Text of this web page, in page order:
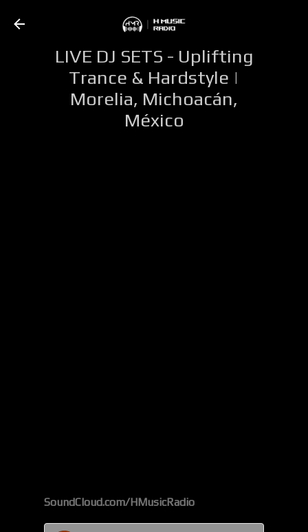
Ir al contenido principal
LIVE DJ SETS - Uplifting
Trance & Hardstyle |
Morelia, Michoacán,
México
SoundCloud.com/HMusicRadio